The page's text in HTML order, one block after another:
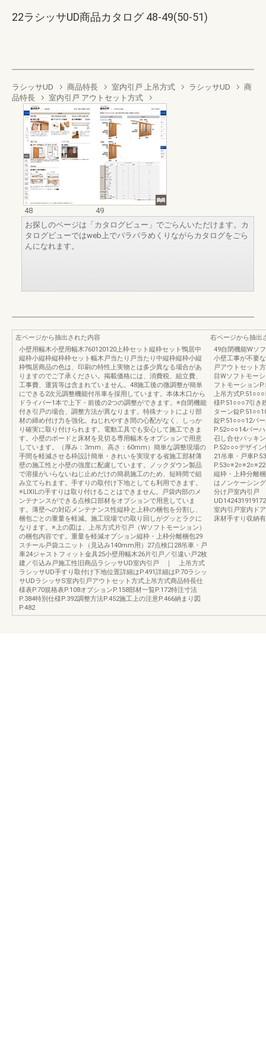
22ラシッサUD商品カタログ 48-49(50-51)
ラシッサUD 商品特長 室内引戸 上吊方式 ラシッサUD
商
品特長
室内引戸 アウトセット方式
48
49
お探しのページは「カタログビュー」でごらんいただけます。カ
タログビューではweb上でパラパラめくりながらカタログをごら
んになれます。
左ページから抽出された内容
小壁用幅木小壁用幅木760120120上枠セット縦枠セット鴨居中
縦枠小縦枠縦枠枠セット幅木戸当たり戸当たり中縦枠縦枠小縦
枠鴨居商品の色は、印刷の特性上実物とは多少異なる場合があ
りますのでご了承ください。掲載価格には、消費税、組立費、
工事費、運賃等は含まれていません。48施工後の微調整が簡単
にできる2次元調整機能付吊車を採用しています。本体木口から
ドライバー1本で上下・前後の2つの調整ができます。※自閉機能
付き引戸の場合、調整方法が異なります。特殊ナットにより部
材の締め付け力を強化。ねじれやすき間の心配がなく、しっか
り確実に取り付けられます。電動工具でも安心して施工できま
す。小壁のボードと床材を見切る専用幅木をオプションで用意
しています。（厚み：3mm、高さ：60mm）簡単な調整現場の
手間を軽減させる枠設計簡単・きれいを実現する省施工部材薄
壁の施工性と小壁の強度に配慮しています。ノックダウン製品
で溶接がいらないねじ止めだけの簡易施工のため、短時間で組
み立てられます。手すりの取付け下地としても利用できます。
※LIXILの手すりは取り付けることはできません。戸袋内部のメ
ンテナンスができる点検口部材をオプションで用意していま
す。薄壁への対応メンテナンス性縦枠と上枠の梱包を分割し、
梱包ごとの重量を軽減。施工現場での取り回しがグッとラクに
なります。※上の図は、上吊方式片引戸（Wソフトモーション）
の梱包内容です。重量を軽減オプション縦枠・上枠分離梱包29
スチール戸袋ユニット（見込み140mm用）27点検口28吊車・戸
車24ジャストフィット金具25小壁用幅木26片引戸／引違い戸2枚
建／引込み戸施工性旧商品ラシッサUD室内引戸 ｜ 上吊方式
ラシッサUD手すり取付け下地位置詳細はP.491詳細はP.70ラシッ
サUDラシッサS室内引戸アウトセット方式上吊方式商品特長仕
様表P.70規格表P.108オプションP.158部材一覧P.172特注寸法
P.384特別仕様P.392調整方法P.452施工上の注意P.466納まり図
P.482
右ページから抽出
49自閉機能Wソ
小壁工事が不要
戸アウトセット
目Wソフトモー
フトモーション
上吊方式
様P.51○○○7引き
ターン錠
錠P.51○○○12バ
P.52○○○14バー
召し合せパッキ
P.52○○○デザイ
21吊車・戸車
縦枠・上枠分離
はノンケーシン
分け戸室内引戸
室内引戸室内ド
床材手すり収納